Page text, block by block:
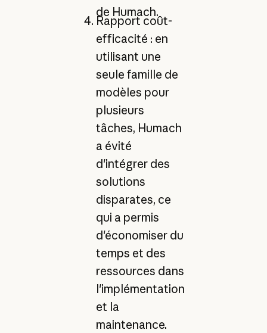
de Humach.
Rapport coût-
efficacité : en
utilisant une
seule famille de
modèles pour
plusieurs
tâches, Humach
a évité
d'intégrer des
solutions
disparates, ce
qui a permis
d'économiser du
temps et des
ressources dans
l'implémentation
et la
maintenance.